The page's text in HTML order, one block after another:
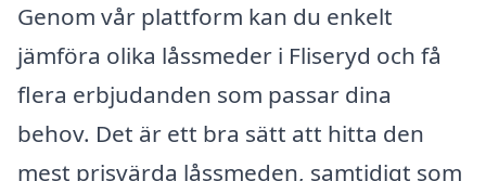
Genom vår plattform kan du enkelt
jämföra olika låssmeder i Fliseryd och få
flera erbjudanden som passar dina
behov. Det är ett bra sätt att hitta den
mest prisvärda låssmeden, samtidigt som